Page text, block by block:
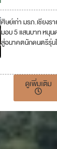
ศิษย์เก่า มรภ.เชียงร
มอบ 5 แสนบาท หนุน
สู่อนาคตนักดนตรีรุ่น
ดูเพิ่มเติม